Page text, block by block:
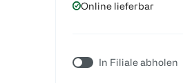
Online lieferbar
In Filiale abholen